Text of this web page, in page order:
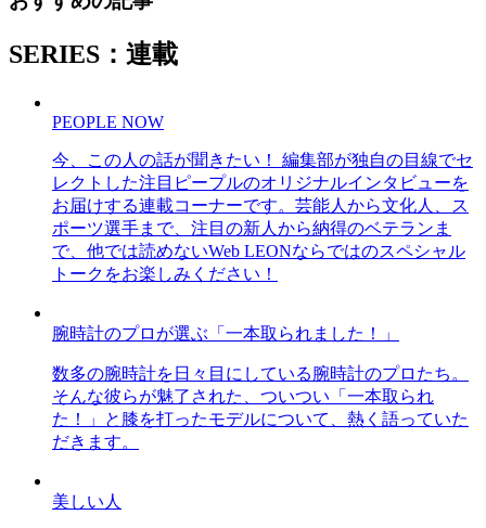
SERIES：連載
PEOPLE NOW
今、この人の話が聞きたい！ 編集部が独自の目線でセ
レクトした注目ピープルのオリジナルインタビューを
お届けする連載コーナーです。芸能人から文化人、ス
ポーツ選手まで、注目の新人から納得のベテランま
で、他では読めないWeb LEONならではのスペシャル
トークをお楽しみください！
腕時計のプロが選ぶ「一本取られました！」
数多の腕時計を日々目にしている腕時計のプロたち。
そんな彼らが魅了された、ついつい「一本取られ
た！」と膝を打ったモデルについて、熱く語っていた
だきます。
美しい人